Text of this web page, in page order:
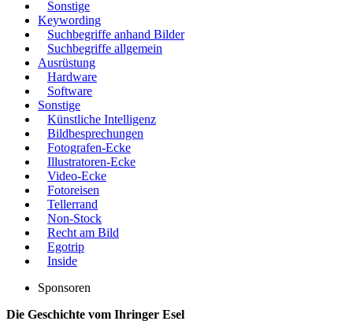
Sonstige
Keywording
Suchbegriffe anhand Bilder
Suchbegriffe allgemein
Ausrüstung
Hardware
Software
Sonstige
Künstliche Intelligenz
Bildbesprechungen
Fotografen-Ecke
Illustratoren-Ecke
Video-Ecke
Fotoreisen
Tellerrand
Non-Stock
Recht am Bild
Egotrip
Inside
Sponsoren
Die Geschichte vom Ihringer Esel